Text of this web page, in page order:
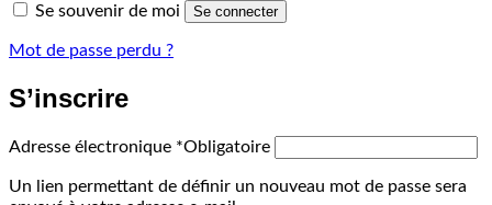
Se souvenir de moi Se connecter
Mot de passe perdu ?
S’inscrire
Adresse électronique *Obligatoire
Un lien permettant de définir un nouveau mot de passe sera